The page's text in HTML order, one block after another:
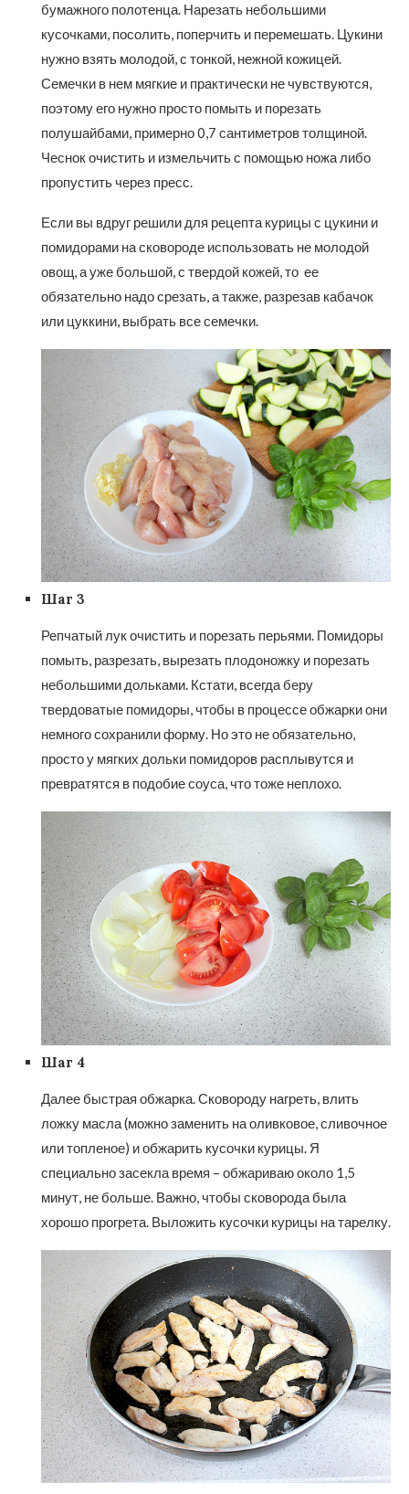
бумажного полотенца. Нарезать небольшими
кусочками, посолить, поперчить и перемешать. Цукини
нужно взять молодой, с тонкой, нежной кожицей.
Семечки в нем мягкие и практически не чувствуются,
поэтому его нужно просто помыть и порезать
полушайбами, примерно 0,7 сантиметров толщиной.
Чеснок очистить и измельчить с помощью ножа либо
пропустить через пресс.
Если вы вдруг решили для рецепта курицы с цукини и
помидорами на сковороде использовать не молодой
овощ, а уже большой, с твердой кожей, то ее
обязательно надо срезать, а также, разрезав кабачок
или цуккини, выбрать все семечки.
Шаг 3
Репчатый лук очистить и порезать перьями. Помидоры
помыть, разрезать, вырезать плодоножку и порезать
небольшими дольками. Кстати, всегда беру
твердоватые помидоры, чтобы в процессе обжарки они
немного сохранили форму. Но это не обязательно,
просто у мягких дольки помидоров расплывутся и
превратятся в подобие соуса, что тоже неплохо.
Шаг 4
Далее быстрая обжарка. Сковороду нагреть, влить
ложку масла (можно заменить на оливковое, сливочное
или топленое) и обжарить кусочки курицы. Я
специально засекла время – обжариваю около 1,5
минут, не больше. Важно, чтобы сковорода была
хорошо прогрета. Выложить кусочки курицы на тарелку.